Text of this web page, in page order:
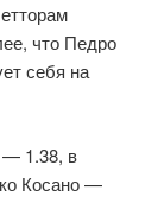
что Педро
себя на
— 1.38, в
Косано —